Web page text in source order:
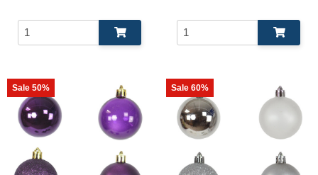
Sale 50% Sale 60%